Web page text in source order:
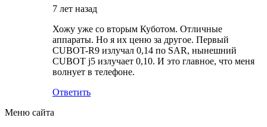
7 лет назад
Хожу уже со вторым Куботом. Отличные
аппараты. Но я их ценю за другое. Первый
CUBOT-R9 излучал 0,14 по SAR, нынешний
CUBOT j5 излучает 0,10. И это главное, что меня
волнует в телефоне.
Ответить
Меню сайта